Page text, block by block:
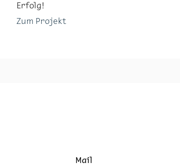
Er­folg!
Zum Projekt
Mail